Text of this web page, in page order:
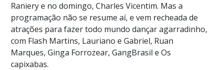
Raniery e no domingo, Charles Vicentim. Mas a
programação não se resume aí, e vem recheada de
atrações para fazer todo mundo dançar agarradinho,
com Flash Martins, Lauriano e Gabriel, Ruan
Marques, Ginga Forrozear, GangBrasil e Os
capixabas.